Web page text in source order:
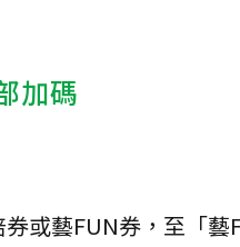
加碼
或藝FUN券，至「